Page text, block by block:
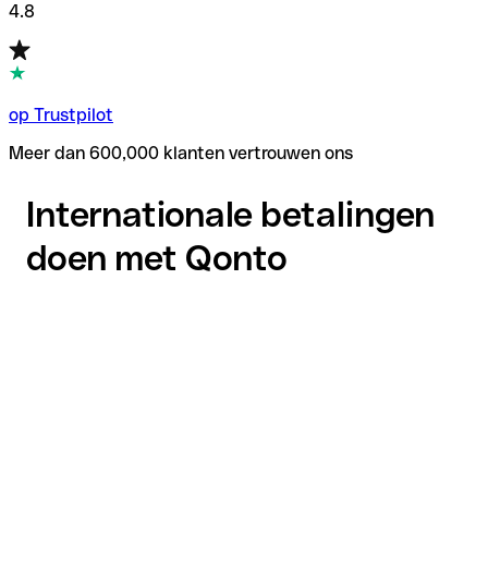
4.8
op Trustpilot
Meer dan 600,000 klanten vertrouwen ons
Internationale betalingen
doen met Qonto